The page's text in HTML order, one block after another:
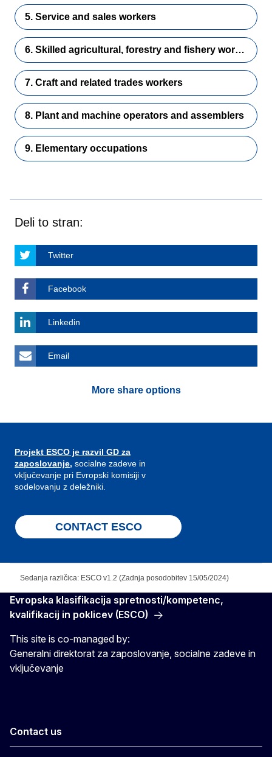
5. Service and sales workers
6. Skilled agricultural, forestry and fishery workers
7. Craft and related trades workers
8. Plant and machine operators and assemblers
9. Elementary occupations
Deli to stran:
Twitter
Facebook
Linkedin
Email
More share options
Projekt ESCO je razvil GD za
zaposlovanje, socialne zadeve in
vključevanje pri Evropski komisiji v
sodelovanju z deležniki.
CONTACT ESCO
Sedanja različica: ESCO v1.2 (Zadnja posodobitev 15/05/2024)
Evropska klasifikacija spretnosti/kompetenc,
kvalifikacij in poklicev (ESCO)
This site is co-managed by:
Generalni direktorat za zaposlovanje, socialne zadeve in
vključevanje
Contact us